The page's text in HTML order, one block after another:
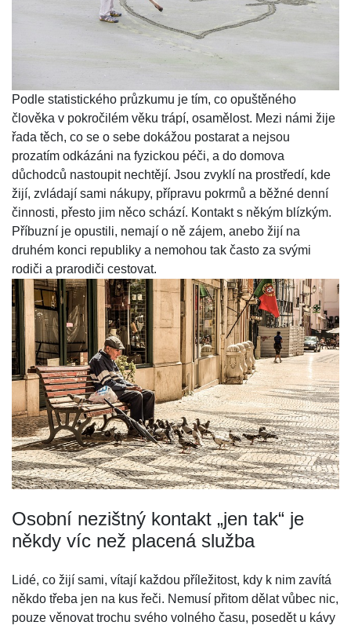
Podle statistického průzkumu je tím, co opuštěného
člověka v pokročilém věku trápí, osamělost. Mezi námi žije
řada těch, co se o sebe dokážou postarat a nejsou
prozatím odkázáni na fyzickou péči, a do domova
důchodců nastoupit nechtějí. Jsou zvyklí na prostředí, kde
žijí, zvládají sami nákupy, přípravu pokrmů a běžné denní
činnosti, přesto jim něco schází. Kontakt s někým blízkým.
Příbuzní je opustili, nemají o ně zájem, anebo žijí na
druhém konci republiky a nemohou tak často za svými
rodiči a prarodiči cestovat.
Osobní nezištný kontakt „jen tak“ je
někdy víc než placená služba
Lidé, co žijí sami, vítají každou příležitost, kdy k nim zavítá
někdo třeba jen na kus řeči. Nemusí přitom dělat vůbec nic,
pouze věnovat trochu svého volného času, posedět u kávy